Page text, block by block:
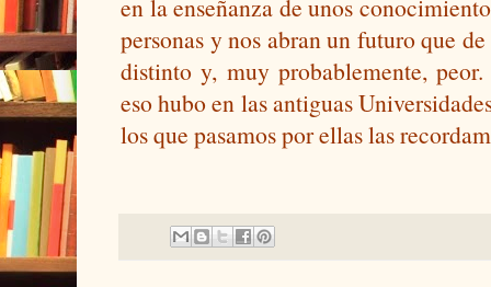
en la enseñanza de unos
personas y nos abran un futuro que
distinto y, muy probablemente,
eso hubo en las antiguas
los que pasamos por ellas las